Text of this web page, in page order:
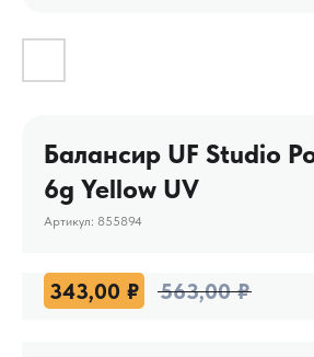
Балансир UF Studio
6g Yellow UV
Артикул: 855894
343,00 ₽ 563,00 ₽